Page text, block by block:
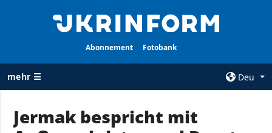
Abonnement Fotobank
mehr ☰
Deu
Jermak bespricht mit